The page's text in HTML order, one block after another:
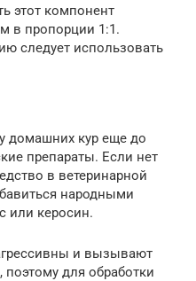
этот компонент
в пропорции 1:1.
следует использовать
домашних кур еще до
препараты. Если нет
в ветеринарной
народными
или керосин.
и вызывают
для обработки